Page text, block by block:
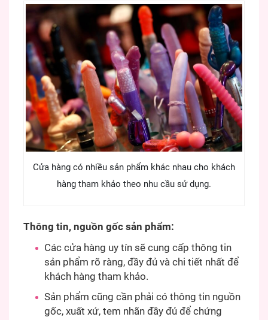
Cửa hàng có nhiều sản phẩm khác nhau cho khách
hàng tham khảo theo nhu cầu sử dụng.
Thông tin, nguồn gốc sản phẩm:
Các cửa hàng uy tín sẽ cung cấp thông tin
sản phẩm rõ ràng, đầy đủ và chi tiết nhất để
khách hàng tham khảo.
Sản phẩm cũng cần phải có thông tin nguồn
gốc, xuất xứ, tem nhãn đầy đủ để chứng